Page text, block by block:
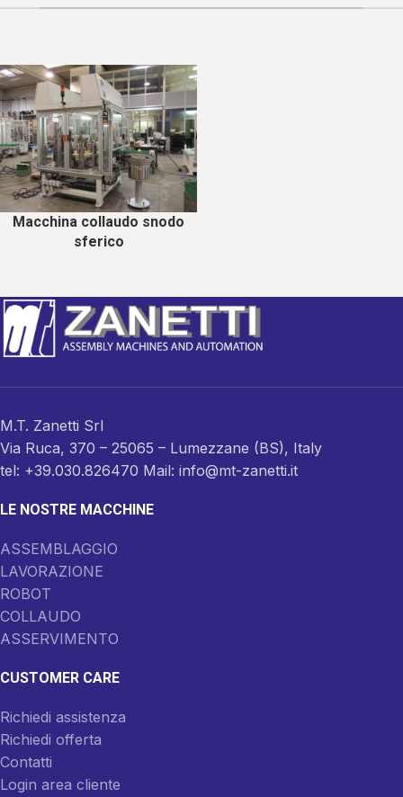
Macchina collaudo snodo
sferico
M.T. Zanetti Srl
Via Ruca, 370 – 25065 – Lumezzane (BS), Italy
tel: +39.030.826470 Mail: info@mt-zanetti.it
LE NOSTRE MACCHINE
ASSEMBLAGGIO
LAVORAZIONE
ROBOT
COLLAUDO
ASSERVIMENTO
CUSTOMER CARE
Richiedi assistenza
Richiedi offerta
Contatti
Login area cliente